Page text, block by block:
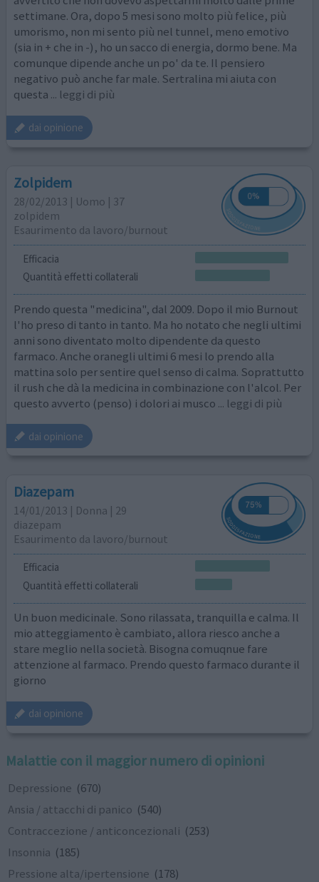
settimane. Ora, dopo 5 mesi sono molto più felice, più
umorismo, non mi sento più nel tunnel, meno emotivo
(sia in + che in -), ho un sacco di energia, dormo bene. Ma
comunque dipende anche un po' da te. Il pensiero
negativo può anche far male. Sertralina mi aiuta con
questa ... leggi di più
dai opinione
Zolpidem
28/02/2013 | Uomo | 37
zolpidem
Esaurimento da lavoro/burnout
Efficacia
Quantità effetti collaterali
Prendo questa "medicina", dal 2009. Dopo il mio Burnout
l'ho preso di tanto in tanto. Ma ho notato che negli ultimi
anni sono diventato molto dipendente da questo
farmaco. Anche oranegli ultimi 6 mesi lo prendo alla
mattina solo per sentire quel senso di calma. Soprattutto
il rush che dà la medicina in combinazione con l'alcol. Per
questo avverto (penso) i dolori ai musco ... leggi di più
dai opinione
Diazepam
14/01/2013 | Donna | 29
diazepam
Esaurimento da lavoro/burnout
Efficacia
Quantità effetti collaterali
Un buon medicinale. Sono rilassata, tranquilla e calma. Il
mio atteggiamento è cambiato, allora riesco anche a
stare meglio nella società. Bisogna comuqnue fare
attenzione al farmaco. Prendo questo farmaco durante il
giorno
dai opinione
Malattie con il maggior numero di opinioni
Depressione (670)
Ansia / attacchi di panico (540)
Contraccezione / anticoncezionali (253)
Insonnia (185)
Pressione alta/ipertensione (178)